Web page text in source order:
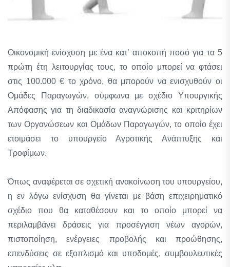
Οικονομική ενίσχυση με ένα κατ’ αποκοπή ποσό για τα 5
πρώτη έτη λειτουργίας τους, το οποίο μπορεί να φτάσει
στις 100.000 € το χρόνο, θα μπορούν να ενισχυθούν οι
Ομάδες Παραγωγών, σύμφωνα με σχέδιο Υπουργικής
Απόφασης για τη διαδικασία αναγνώρισης και κριτηρίων
των Οργανώσεων και Ομάδων Παραγωγών, το οποίο έχει
ετοιμάσει το υπουργείο Αγροτικής Ανάπτυξης και
Τροφίμων.
Όπως αναφέρεται σε σχετική ανακοίνωση του υπουργείου,
η εν λόγω ενίσχυση θα γίνεται με βάση επιχειρηματικό
σχέδιο που θα καταθέσουν και το οποίο μπορεί να
περιλαμβάνει δράσεις για προσέγγιση νέων αγορών,
πιστοποίηση, ενέργειες προβολής και προώθησης,
επενδύσεις σε εξοπλισμό και υποδομές, συμβουλευτικές